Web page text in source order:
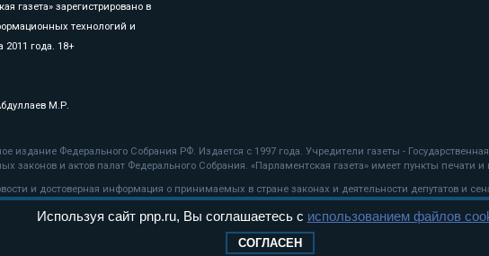
газета» зарегистрировано в
технологий и
2011 года. 18+
М.Р.
издание Федерального Собрания РФ. Издается с 1997 года. Учредители газеты -
законов и актов палат Федерального Собрания. «Парламентская газета» имеет пункты печати и
и достоверная информация о принимаемых в стране законах и деятельности депутатов и
технологии
Используя сайт pnp.ru, Вы соглашаетесь с использованием файлов
СОГЛАСЕН